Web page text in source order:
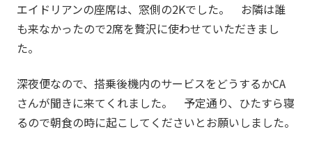
エイドリアンの座席は、窓側の2Kでした。 お隣は誰
も来なかったので2席を贅沢に使わせていただきまし
た。
深夜便なので、搭乗後機内のサービスをどうするかCA
さんが聞きに来てくれました。 予定通り、ひたすら寝
るので朝食の時に起こしてくださいとお願いしました。